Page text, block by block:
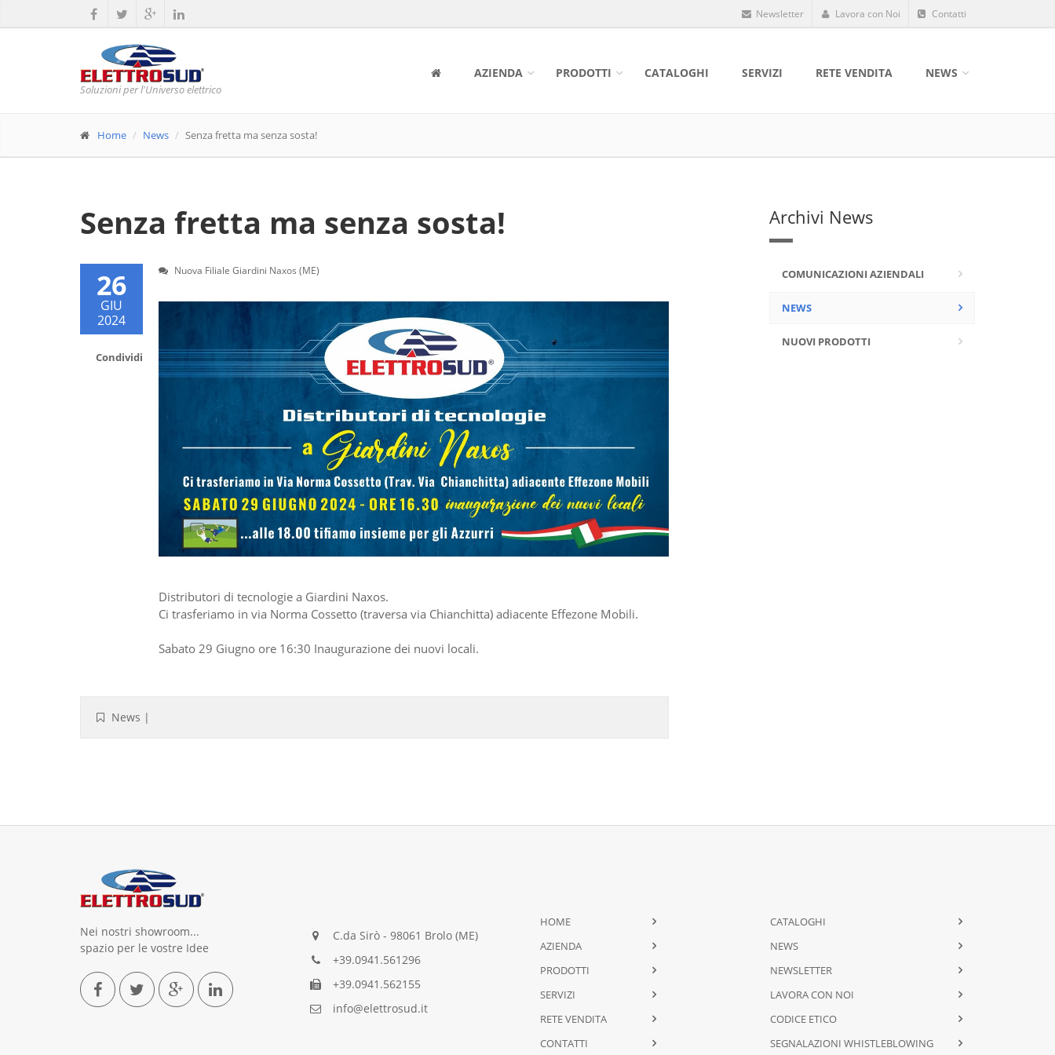
Newsletter Lavora con Noi Contatti
Soluzioni per l'Universo elettrico
AZIENDA PRODOTTI CATALOGHI SERVIZI RETE VENDITA NEWS
Home News Senza fretta ma senza sosta!
Senza fretta ma senza sosta!
26
GIU
2024
Condividi
Nuova Filiale Giardini Naxos (ME)
Distributori di tecnologie a Giardini Naxos.
Ci trasferiamo in via Norma Cossetto (traversa via Chianchitta) adiacente Effezone Mobili.
Sabato 29 Giugno ore 16:30 Inaugurazione dei nuovi locali.
News |
Archivi News
COMUNICAZIONI AZIENDALI
NEWS
NUOVI PRODOTTI
Nei nostri showroom...
spazio per le vostre Idee
C.da Sirò - 98061 Brolo (ME)
+39.0941.561296
+39.0941.562155
info@elettrosud.it
HOME
AZIENDA
PRODOTTI
SERVIZI
RETE VENDITA
CONTATTI
CATALOGHI
NEWS
NEWSLETTER
LAVORA CON NOI
CODICE ETICO
SEGNALAZIONI WHISTLEBLOWING